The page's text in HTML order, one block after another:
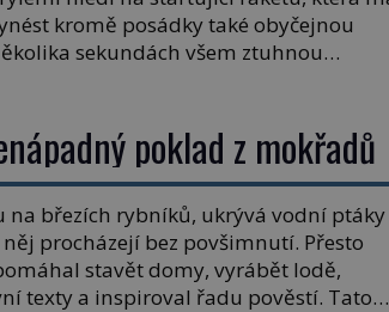
kromě posádky také obyčejnou
sekundách všem ztuhnou
stranu zvládnou jen představitelné
kousky Název: Columbia První […]
poklad z mokřadů
na březích rybníků, ukrývá vodní ptáky
procházejí bez povšimnutí. Přesto
stavět domy, vyrábět lodě,
texty a inspiroval řadu pověstí. Tato